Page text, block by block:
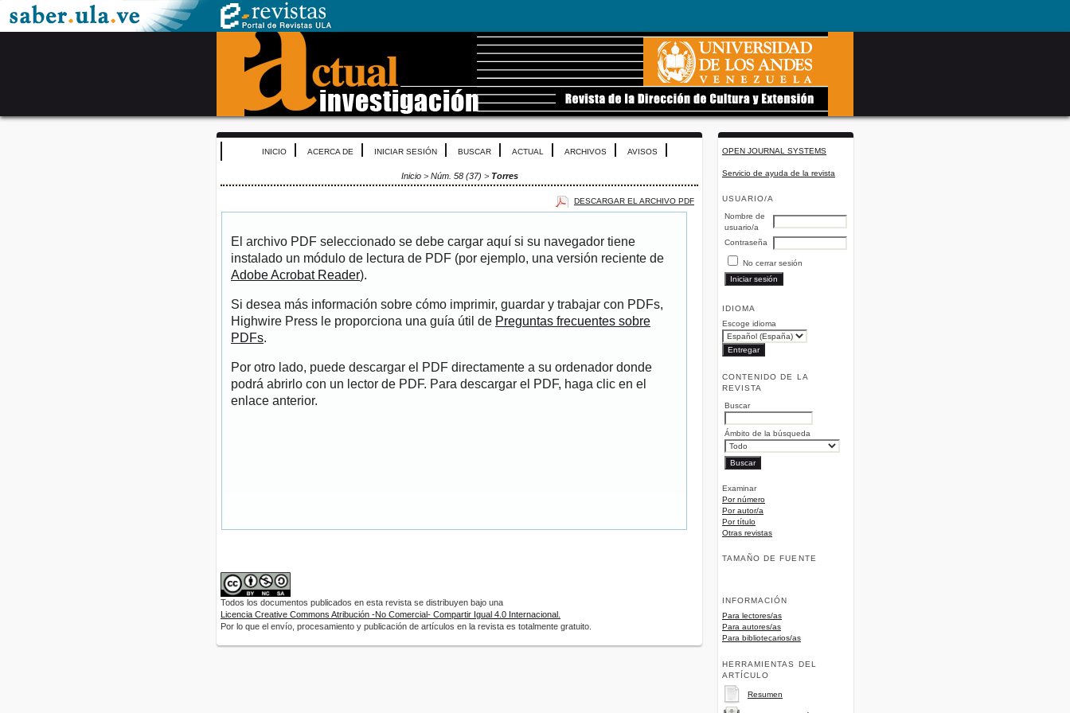
OPEN JOURNAL SYSTEMS
Servicio de ayuda de la revista
USUARIO/A
Nombre de
usuario/a
Contraseña
No cerrar sesión
IDIOMA
Escoge idioma
CONTENIDO DE LA
REVISTA
Buscar
Ámbito de la búsqueda
Examinar
Por número
Por autor/a
Por título
Otras revistas
TAMAÑO DE FUENTE
INFORMACIÓN
Para lectores/as
Para autores/as
Para bibliotecarios/as
HERRAMIENTAS DEL
ARTÍCULO
Resumen
INICIO ACERCA DE INICIAR SESIÓN BUSCAR ACTUAL ARCHIVOS AVISOS
Inicio> Núm. 58 (37) > Torres
DESCARGAR EL ARCHIVO PDF
El archivo PDF seleccionado se debe cargar aquí si su navegador tiene
instalado un módulo de lectura de PDF (por ejemplo, una versión reciente de
Adobe Acrobat Reader).
Si desea más información sobre cómo imprimir, guardar y trabajar con PDFs,
Highwire Press le proporciona una guía útil de Preguntas frecuentes sobre
PDFs.
Por otro lado, puede descargar el PDF directamente a su ordenador donde
podrá abrirlo con un lector de PDF. Para descargar el PDF, haga clic en el
enlace anterior.
Todos los documentos publicados en esta revista se distribuyen bajo una
Licencia Creative Commons Atribución -No Comercial- Compartir Igual 4.0 Internacional.
Por lo que el envío, procesamiento y publicación de artículos en la revista es totalmente gratuito.